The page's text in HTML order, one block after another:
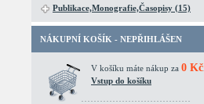
Publikace,Monografie,Časopisy (15)
NÁKUPNÍ KOŠÍK - NEPŘIHLÁŠEN
V košíku máte nákup za 0 Kč
Vstup do košíku